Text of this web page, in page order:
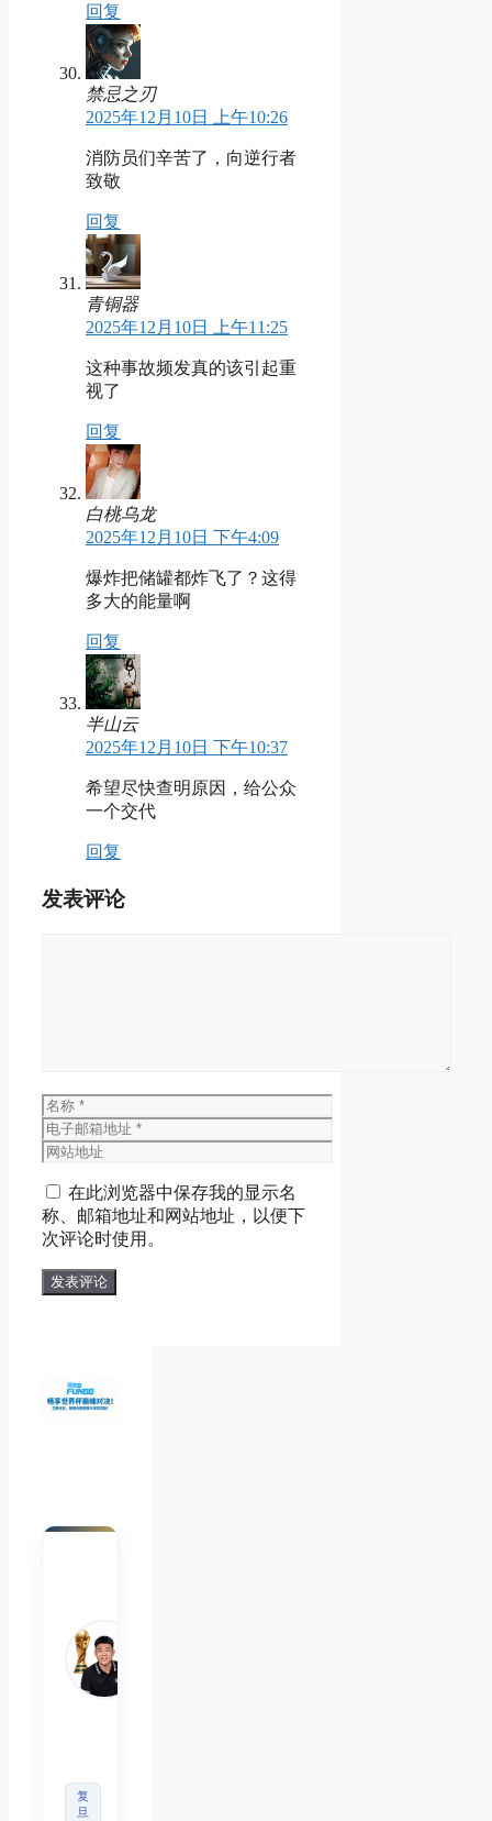
回复
禁忌之刃
2025年12月10日 上午10:26
消防员们辛苦了，向逆行者
致敬
回复
青铜器
2025年12月10日 上午11:25
这种事故频发真的该引起重
视了
回复
白桃乌龙
2025年12月10日 下午4:09
爆炸把储罐都炸飞了？这得
多大的能量啊
回复
半山云
2025年12月10日 下午10:37
希望尽快查明原因，给公众
一个交代
回复
发表评论
名
称
电
子
箱
地
址
网
地
址
在此浏览器中保存我的显示名
称、邮箱地址和网站地址，以便下
次评论时使用。
复
旦